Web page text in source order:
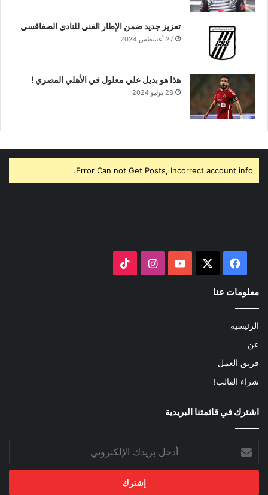
تعزيز جديد ضمن الإطار الفني للنادي الصفاقسي
27 أغسطس 2024
هذا هو بديل علي معلول في الأهلي المصري !
28 يوليو 2024
Error Can not Get Posts, Incorrect account info.
فيسبوك ‫YouTubeانستقرام
معلومات عنا
الرئيسية
عن
فريق العمل
شراء القالب!
اشترك في قائمتنا البريدية
بريدك
الإلكتروني